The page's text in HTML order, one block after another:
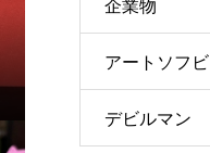
企業物
アートソフビ
デビルマン